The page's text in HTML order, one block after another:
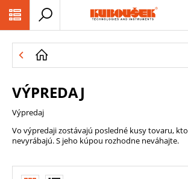
VÝPREDAJ
Výpredaj
Vo výpredaji zostávajú posledné kusy tovaru,
nevyrábajú. S jeho kúpou rozhodne neváhajte.